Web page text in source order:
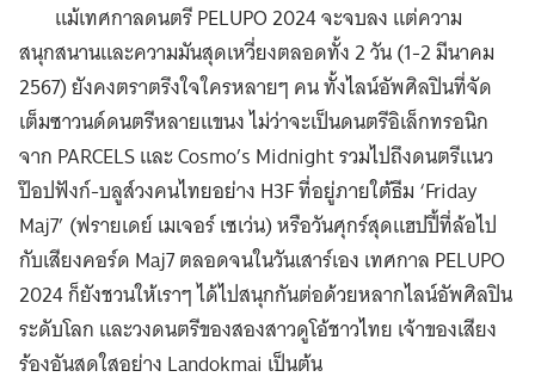
แม้เทศกาลดนตรี PELUPO 2024 จะจบลง แต่ความ
สนุกสนานและความมันสุดเหวี่ยงตลอดทั้ง 2 วัน (1-2 มีนาคม
2567) ยังคงตราตรึงใจใครหลายๆ คน ทั้งไลน์อัพศิลปินที่จัด
เต็มซาวนด์ดนตรีหลายแขนง ไม่ว่าจะเป็นดนตรีอิเล็กทรอนิก
จาก PARCELS และ Cosmo’s Midnight รวมไปถึงดนตรีแนว
ป๊อปฟังก์-บลูส์วงคนไทยอย่าง H3F ที่อยู่ภายใต้ธีม ‘Friday
Maj7’ (ฟรายเดย์ เมเจอร์ เซเว่น) หรือวันศุกร์สุดแฮปปี้ที่ล้อไป
กับเสียงคอร์ด Maj7 ตลอดจนในวันเสาร์เอง เทศกาล PELUPO
2024 ก็ยังชวนให้เราๆ ได้ไปสนุกกันต่อด้วยหลากไลน์อัพศิลปิน
ระดับโลก และวงดนตรีของสองสาวดูโอ้ชาวไทย เจ้าของเสียง
ร้องอันสดใสอย่าง Landokmai เป็นต้น